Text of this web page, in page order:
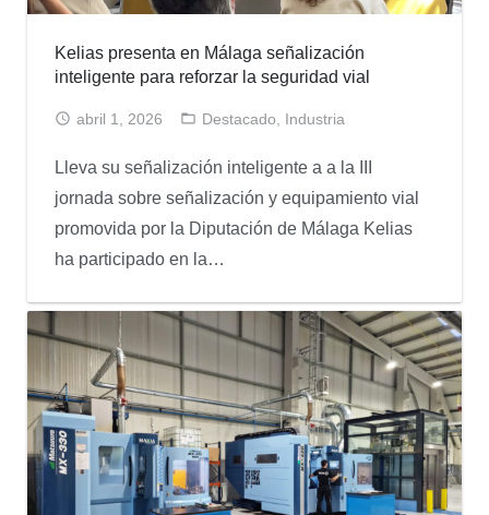
Kelias presenta en Málaga señalización
inteligente para reforzar la seguridad vial
abril 1, 2026 Destacado Industria
Lleva su señalización inteligente a a la III
jornada sobre señalización y equipamiento vial
promovida por la Diputación de Málaga Kelias
ha participado en la…